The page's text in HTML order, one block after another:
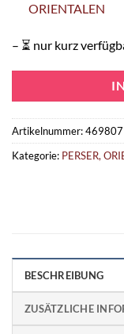
ORIENTALEN
– ⏳ nur kurz
Artikelnummer:469807
Kategorie: PERSER,
BESCHREIBUNG
ZUSÄTZLICHE